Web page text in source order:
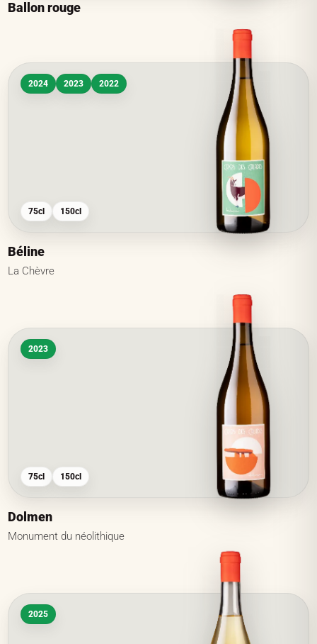
Ballon rouge
2024 2023 2022
75cl 150cl
Béline
La Chèvre
2023
75cl 150cl
Dolmen
Monument du néolithique
2025